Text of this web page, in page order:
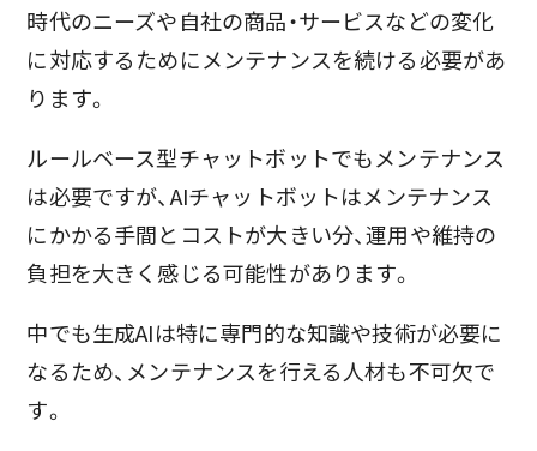
時代のニーズや自社の商品・サービスなどの変化
に対応するためにメンテナンスを続ける必要があ
ります。
ルールベース型チャットボットでもメンテナンス
は必要ですが、AIチャットボットはメンテナンス
にかかる手間とコストが大きい分、運用や維持の
負担を大きく感じる可能性があります。
中でも生成AIは特に専門的な知識や技術が必要に
なるため、メンテナンスを行える人材も不可欠で
す。